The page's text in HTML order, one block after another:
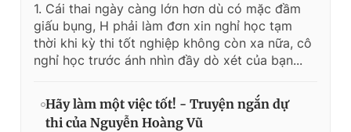
1. Cái thai ngày càng lớn hơn dù có mặc đầm
giấu bụng, H phải làm đơn xin nghỉ học tạm
thời khi kỳ thi tốt nghiệp không còn xa nữa, cô
nghỉ học trước ánh nhìn đầy dò xét của bạn...
Hãy làm một việc tốt! - Truyện ngắn dự
thi của Nguyễn Hoàng Vũ